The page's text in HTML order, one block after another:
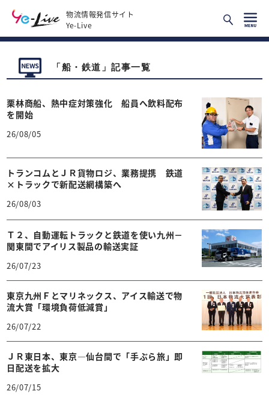
物流情報発信サイト
Ye-Live
「船・鉄道」記事一覧
栗林商船、熱中症対策強化 船員へ飲料配布
を開始
26/08/05
トランコムとＪＲ貨物ロジ、業務提携 鉄道
×トラックで新配送網構築へ
26/08/03
Ｔ２、自動運転トラックと鉄道を使い九州－
関東間でアイリス製品の輸送実証
26/07/23
東京九州Ｆとマリネックス、アイス輸送で物
流大賞「環境負荷低減賞」
26/07/22
ＪＲ東日本、東京―仙台間で「手ぶら旅」即
日配送を拡大
26/07/15